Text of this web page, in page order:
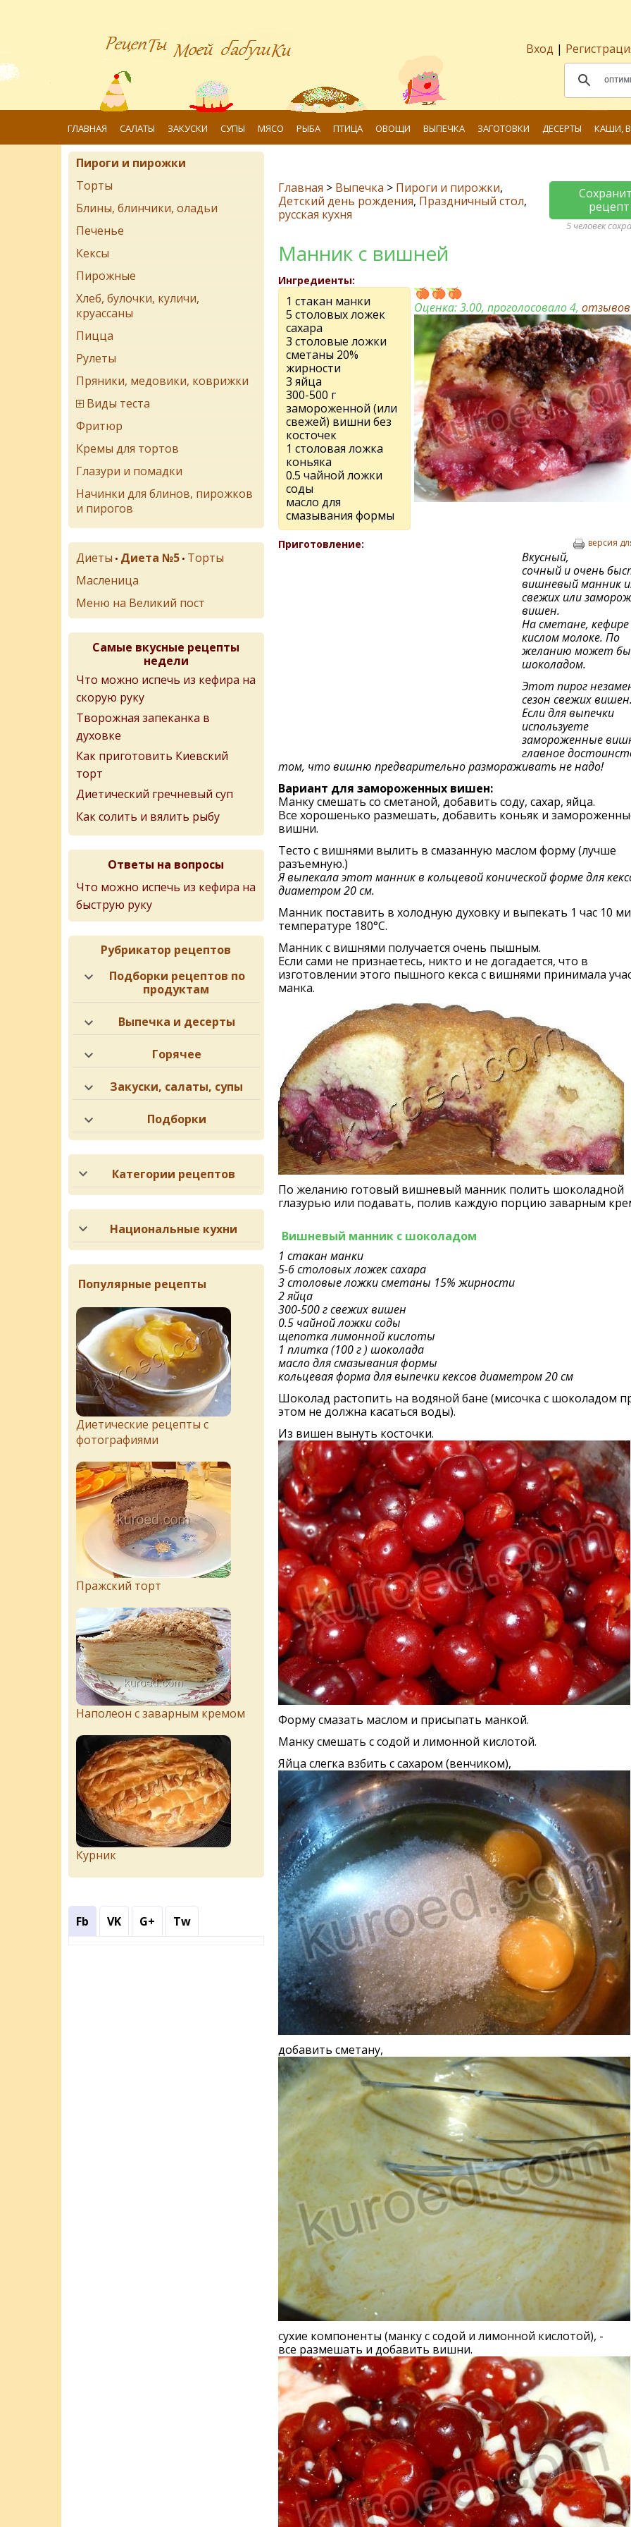
Вход |
ГЛАВНАЯ САЛАТЫ ЗАКУСКИ СУПЫ МЯСО РЫБА ПТИЦА ОВОЩИ ВЫПЕЧКА ЗАГОТОВКИ ДЕСЕРТЫ КАШИ,
Главная > Выпечка > Пироги и пирожки,
Детский день рождения, Праздничный стол,
русская кухня
рецепт
5 человек
Манник с вишней
Ингредиенты:
1 стакан манки
5 столовых ложек
сахара
3 столовые ложки
сметаны 20%
жирности
3 яйца
300-500 г
замороженной (или
свежей) вишни без
косточек
1 столовая ложка
коньяка
0.5 чайной ложки
соды
масло для
смазывания формы
Оценка:3.00, проголосовало 4,
Приготовление: версия
Вкусный,
сочный и очень
вишневый манник
свежих или
вишен.
На сметане, кефире
кислом молоке. По
желанию может
шоколадом.
Этот пирог
сезон свежих
Если для выпечки
используете
замороженные
главное
том, что вишню предварительно размораживать не надо!
Вариант для замороженных вишен:
Манку смешать со сметаной, добавить соду, сахар, яйца.
Все хорошенько размешать, добавить коньяк и
вишни.
Тесто с вишнями вылить в смазанную маслом форму (лучше
разъемную.)
Я выпекала этот манник в кольцевой конической форме для
диаметром 20 см.
Манник поставить в холодную духовку и выпекать 1 час 10
температуре 180°С.
Манник с вишнями получается очень пышным.
Если сами не признаетесь, никто и не догадается, что в
изготовлении этого пышного кекса с вишнями принимала
манка.
По желанию готовый вишневый манник полить шоколадной
глазурью или подавать, полив каждую порцию заварным
Вишневый манник с шоколадом
1 стакан манки
5-6 столовых ложек сахара
3 столовые ложки сметаны 15% жирности
2 яйца
300-500 г свежих вишен
0.5 чайной ложки соды
щепотка лимонной кислоты
1 плитка (100 г ) шоколада
масло для смазывания формы
кольцевая форма для выпечки кексов диаметром 20 см
Шоколад растопить на водяной бане (мисочка с шоколадом
этом не должна касаться воды).
Из вишен вынуть косточки.
Форму смазать маслом и присыпать манкой.
Манку смешать с содой и лимонной кислотой.
Яйца слегка взбить с сахаром (венчиком),
добавить сметану,
сухие компоненты (манку с содой и лимонной кислотой), -
все размешать и добавить вишни.
Пироги и пирожки
Торты
Блины, блинчики, оладьи
Печенье
Кексы
Пирожные
Хлеб, булочки, куличи,
круассаны
Пицца
Рулеты
Пряники, медовики, коврижки
Виды теста
Фритюр
Кремы для тортов
Глазури и помадки
Начинки для блинов, пирожков
и пирогов
Диеты • Диета №5 • Торты
Масленица
Меню на Великий пост
Самые вкусные рецепты
недели
Что можно испечь из кефира на
скорую руку
Творожная запеканка в
духовке
Как приготовить Киевский
торт
Диетический гречневый суп
Как солить и вялить рыбу
Ответы на вопросы
Что можно испечь из кефира на
быструю руку
Рубрикатор рецептов
Подборки рецептов по
продуктам
Выпечка и десерты
Горячее
Закуски, салаты, супы
Подборки
Категории рецептов
Национальные кухни
Популярные рецепты
Диетические рецепты с
фотографиями
Пражский торт
Наполеон с заварным кремом
Курник
Fb VK G+ Tw